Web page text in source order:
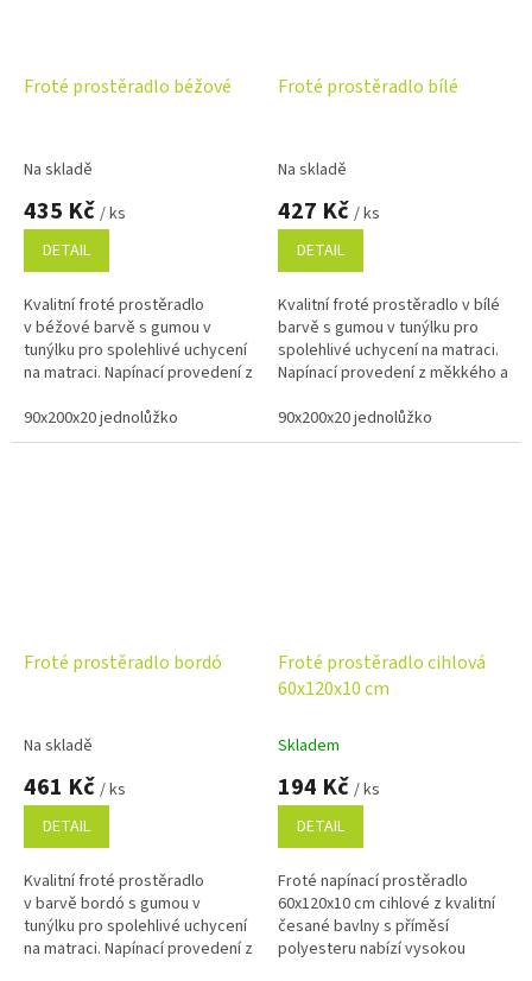
Froté prostěradlo béžové
Na skladě
435 Kč / ks
DETAIL
Kvalitní froté prostěradlo
v béžové barvě s gumou v
tunýlku pro spolehlivé uchycení
na matraci. Napínací provedení z
vysokou gramáží 220...
90x200x20 jednolůžko
Froté prostěradlo bílé
Na skladě
427 Kč / ks
DETAIL
Kvalitní froté prostěradlo v bílé
barvě s gumou v tunýlku pro
spolehlivé uchycení na matraci.
Napínací provedení z měkkého a
gramáží 220...
90x200x20 jednolůžko
Froté prostěradlo bordó
Na skladě
461 Kč / ks
DETAIL
Kvalitní froté prostěradlo
v barvě bordó s gumou v
tunýlku pro spolehlivé uchycení
na matraci. Napínací provedení z
Froté prostěradlo cihlová
60x120x10 cm
Skladem
194 Kč / ks
DETAIL
Froté napínací prostěradlo
60x120x10 cm cihlové z kvalitní
česané bavlny s příměsí
polyesteru nabízí vysokou